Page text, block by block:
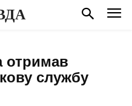
отримав
службу